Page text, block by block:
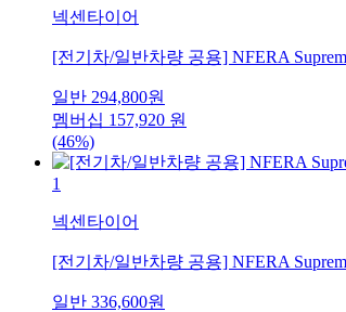
넥센타이어
[전기차/일반차량 공용] NFERA
일반 294,800원
멤버십 157,920 원
(46%)
1
넥센타이어
[전기차/일반차량 공용] NFERA
일반 336,600원